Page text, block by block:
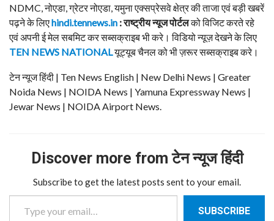
NDMC, नोएडा, ग्रेटर नोएडा, यमुना एक्सप्रेसवे क्षेत्र की ताजा एवं बड़ी खबरें
पढ़ने के लिएhindi.tennews.in : राष्ट्रीय न्यूज पोर्टलको विजिट करते रहे
एवं अपनी ई मेल सबमिट कर सब्सक्राइब भी करे। विडियो न्यूज़ देखने के लिए
TEN NEWS NATIONALयूट्यूब चैनल को भी ज़रूर सब्सक्राइब करे।
टेन न्यूज हिंदी | Ten News English | New Delhi News | Greater
Noida News | NOIDA News | Yamuna Expressway News |
Jewar News | NOIDA Airport News.
Discover more from टेन न्यूज हिंदी
Subscribe to get the latest posts sent to your email.
Type your email…
SUBSCRIBE